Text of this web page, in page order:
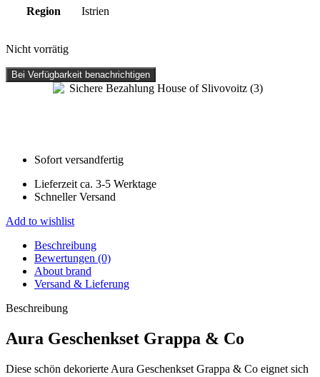
Region Istrien
Nicht vorrätig
Bei Verfügbarkeit benachrichtigen
Sofort versandfertig
Lieferzeit ca. 3-5 Werktage
Schneller Versand
Add to wishlist
Beschreibung
Bewertungen (0)
About brand
Versand & Lieferung
Beschreibung
Aura Geschenkset Grappa & Co
Diese schön dekorierte Aura Geschenkset Grappa & Co eignet sich